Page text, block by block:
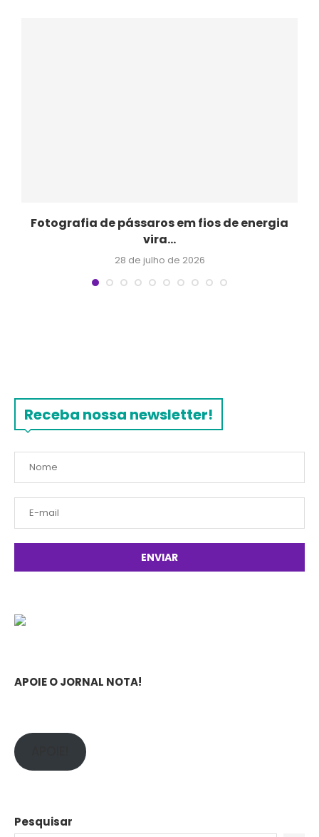
Fotografia de pássaros em fios de energia
vira...
28 de julho de 2026
Receba nossa newsletter!
APOIE O JORNAL NOTA!
Pesquisar